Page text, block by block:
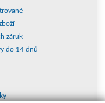
záruk
do 14 dnů